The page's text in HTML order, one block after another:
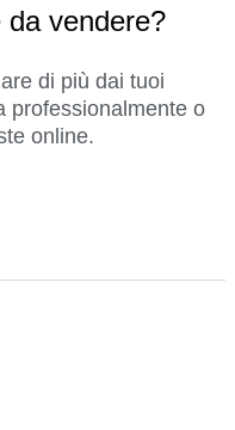
da vendere?
di più dai tuoi
professionalmente o
online.